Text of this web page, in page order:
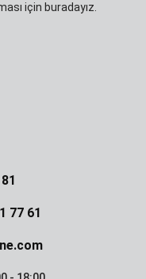
için buradayız.
77 61